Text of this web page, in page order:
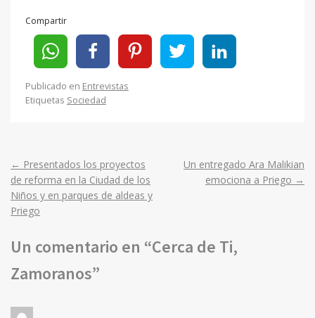
Compartir
Publicado en Entrevistas
Etiquetas Sociedad
Post
navigation
← Presentados los proyectos
de reforma en la Ciudad de los
Niños y en parques de aldeas y
Priego
Un entregado Ara Malikian
emociona a Priego →
Un comentario en “Cerca de Ti,
Zamoranos”